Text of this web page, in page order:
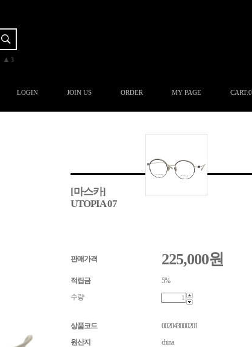
▲5
▲3
▲1
▼-1
▼-1
LOGIN JOIN US ORDER MY PAGE CART:0
[마스카]
UTOPIA 07
판매가격 225,000원
적립금
5%
수량
상품코드
002043000201
원산지
china